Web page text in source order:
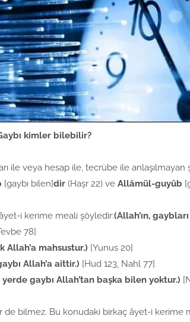
kimler bilebilir?
ile veya hesap ile, tecrübe ile anlaşılmayan
[gaybı bilen]dir (Haşr 22) ve Allâmül-guyûb
i kerime meali şöyledir:(Allah’ın,
78]
Allah’a mahsustur.) [Yunus 20]
Allah’a aittir.) [Hud 123, Nahl 77]
gaybı Allah’tan başka bilen yoktur.)
de bilmez. Bu konudaki birkaç âyet-i kerime